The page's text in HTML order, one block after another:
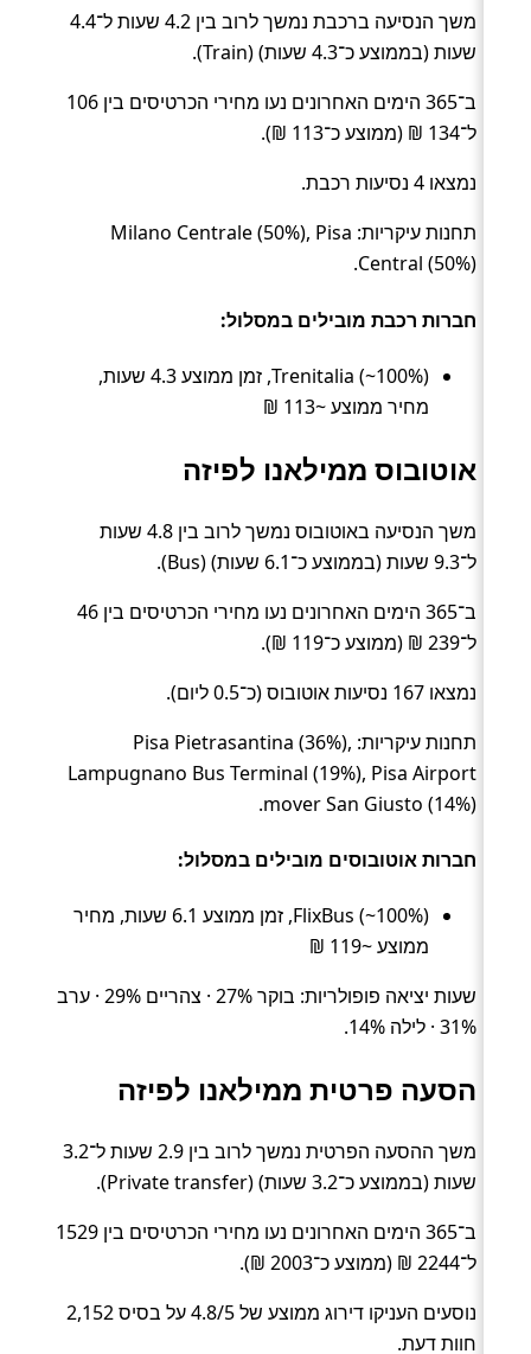
משך הנסיעה ברכבת נמשך לרוב בין 4.2 שעות ל־4.4
שעות (בממוצע כ־4.3 שעות) (Train).
ב־365 הימים האחרונים נעו מחירי הכרטיסים בין 106
ל־134 ₪ (ממוצע כ־113 ₪).
נמצאו 4 נסיעות רכבת.
תחנות עיקריות: Milano Centrale (50%), Pisa
Central (50%).
חברות רכבת מובילים במסלול:
Trenitalia (~100%), זמן ממוצע 4.3 שעות,
מחיר ממוצע ~113 ₪
אוטובוס ממילאנו לפיזה
משך הנסיעה באוטובוס נמשך לרוב בין 4.8 שעות
ל־9.3 שעות (בממוצע כ־6.1 שעות) (Bus).
ב־365 הימים האחרונים נעו מחירי הכרטיסים בין 46
ל־239 ₪ (ממוצע כ־119 ₪).
נמצאו 167 נסיעות אוטובוס (כ־0.5 ליום).
תחנות עיקריות: Pisa Pietrasantina (36%),
Lampugnano Bus Terminal (19%), Pisa Airport
mover San Giusto (14%).
חברות אוטובוסים מובילים במסלול:
FlixBus (~100%), זמן ממוצע 6.1 שעות, מחיר
ממוצע ~119 ₪
שעות יציאה פופולריות: בוקר 27% · צהריים 29% · ערב
31% · לילה 14%.
הסעה פרטית ממילאנו לפיזה
משך ההסעה הפרטית נמשך לרוב בין 2.9 שעות ל־3.2
שעות (בממוצע כ־3.2 שעות) (Private transfer).
ב־365 הימים האחרונים נעו מחירי הכרטיסים בין 1529
ל־2244 ₪ (ממוצע כ־2003 ₪).
נוסעים העניקו דירוג ממוצע של 4.8/5 על בסיס 2,152
חוות דעת.